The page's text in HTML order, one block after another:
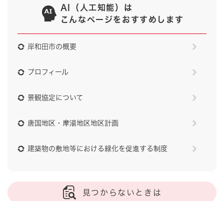
AI（人工知能）は
こんなページをおすすめします
岸和田市の概要
プロフィール
景観協定について
唐国地区・摩湯地区地区計画
建築物の敷地等における緑化を促進する制度
見つからないときは